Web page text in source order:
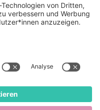
Youtube